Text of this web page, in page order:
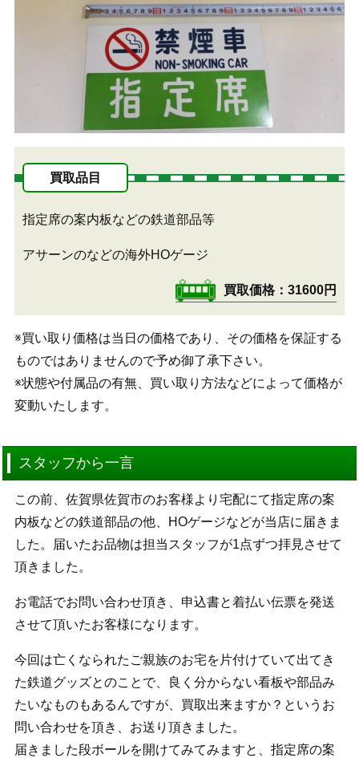
買取品目
指定席の案内板などの鉄道部品等
アサーンのなどの海外HOゲージ
買取価格 31600円
※買い取り価格は当日の価格であり、その価格を保証する
ものではありませんので予め御了承下さい。
※状態や付属品の有無、買い取り方法などによって価格が
変動いたします。
スタッフから一言
この前、佐賀県佐賀市のお客様より宅配にて指定席の案
内板などの鉄道部品の他、HOゲージなどが当店に届きま
した。届いたお品物は担当スタッフが1点ずつ拝見させて
頂きました。
お電話でお問い合わせ頂き、申込書と着払い伝票を発送
させて頂いたお客様になります。
今回は亡くなられたご親族のお宅を片付けていて出てき
た鉄道グッズとのことで、良く分からない看板や部品み
たいなものもあるんですが、買取出来ますか？というお
問い合わせを頂き、お送り頂きました。
届きました段ボールを開けてみてみますと、指定席の案